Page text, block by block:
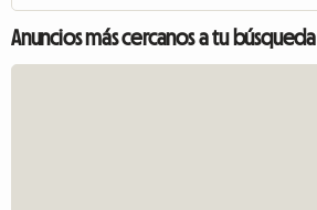
Anuncios más cercanos a tu búsqueda